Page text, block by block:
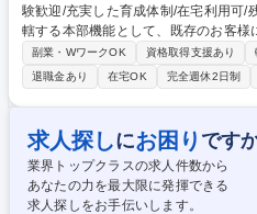
験歓迎/充実した育成体制/在宅利用可/残業少～ 仕事の内容 西
轄する本部機能として、既存のお客
ての課題解決型提案を行っておりま
としながら、ベースとなる外為取引を維持・増
ンとなります。 【詳細】 ■一人当た
のサポートやお客様に対してご提案
営業や複雑なサービスに関しては別担
既に外為関連のお取引があるお客様が
とのお打ち合わせは、オンラインで実施しており
※【外為取引推進】～未経験歓迎/充
副業・WワークOK 資格取得支援あり
退職金あり
在宅OK 完全週休2日制
求人探しにお困り です
業界トップクラスの求人件数から
あなたの力を最大限に発揮できる
求人探しをお手伝いします。